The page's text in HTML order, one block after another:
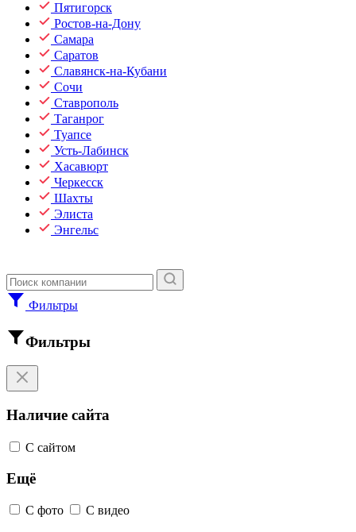
Пятигорск
Ростов-на-Дону
Самара
Саратов
Славянск-на-Кубани
Сочи
Ставрополь
Таганрог
Туапсе
Усть-Лабинск
Хасавюрт
Черкесск
Шахты
Элиста
Энгельс
Фильтры
Фильтры
Наличие сайта
С сайтом
Ещё
С фото С видео